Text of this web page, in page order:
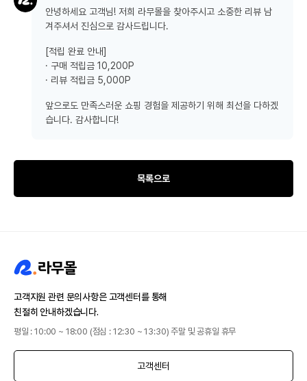
안녕하세요 고객님! 저희 라무몰을 찾아주시고 소중한 리뷰 남
겨주셔서 진심으로 감사드립니다.
[적립 완료 안내]
· 구매 적립금 10,200P
· 리뷰 적립금 5,000P
앞으로도 만족스러운 쇼핑 경험을 제공하기 위해 최선을 다하겠
습니다. 감사합니다!
목록으로
고객지원 관련 문의사항은 고객센터를 통해
친절히 안내하겠습니다.
평일 : 10:00 ~ 18:00 (점심 : 12:30 ~ 13:30) 주말 및 공휴일 휴무
고객센터